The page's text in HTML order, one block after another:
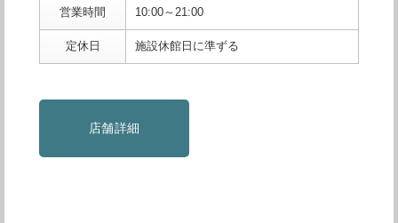
営業時間 10:00～21:00
定休日 施設休館日に準ずる
店舗詳細